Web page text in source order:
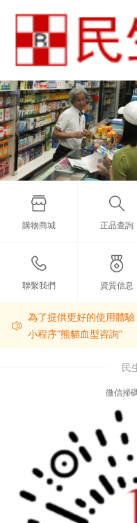
購物商城 正品查詢
聯繫我們 資質信息
為了提供更好的使用體
小程序“熊貓血型咨詢”
民
微信掃